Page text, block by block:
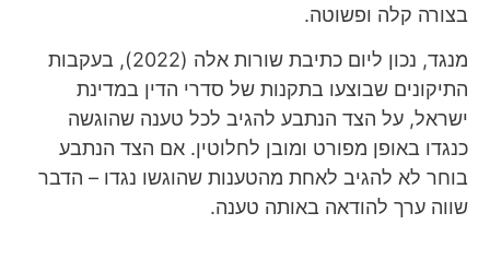
בצורה קלה ופשוטה.
מנגד, נכון ליום כתיבת שורות אלה (2022), בעקבות
התיקונים שבוצעו בתקנות של סדרי הדין במדינת
ישראל, על הצד הנתבע להגיב לכל טענה שהוגשה
כנגדו באופן מפורט ומובן לחלוטין. אם הצד הנתבע
בוחר לא להגיב לאחת מהטענות שהוגשו נגדו – הדבר
שווה ערך להודאה באותה טענה.